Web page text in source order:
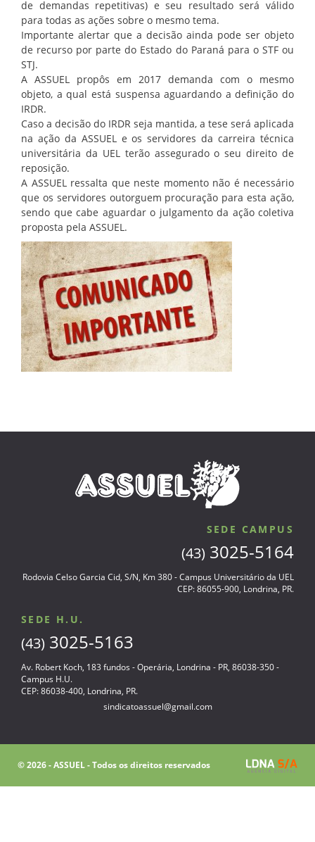
de demandas repetitivas) e seu resultado será válido
para todas as ações sobre o mesmo tema.
Importante alertar que a decisão ainda pode ser objeto
de recurso por parte do Estado do Paraná para o STF ou
STJ.
A ASSUEL propôs em 2017 demanda com o mesmo
objeto, a qual está suspensa aguardando a definição do
IRDR.
Caso a decisão do IRDR seja mantida, a tese será aplicada
na ação da ASSUEL e os servidores da carreira técnica
universitária da UEL terão assegurado o seu direito de
reposição.
A ASSUEL ressalta que neste momento não é necessário
que os servidores outorguem procuração para esta ação,
sendo que cabe aguardar o julgamento da ação coletiva
proposta pela ASSUEL.
SEDE CAMPUS
(43) 3025-5164
Rodovia Celso Garcia Cid, S/N, Km 380 - Campus Universitário da UEL
CEP: 86055-900, Londrina, PR.
SEDE H.U.
(43) 3025-5163
Av. Robert Koch, 183 fundos - Operária, Londrina - PR, 86038-350 -
Campus H.U.
CEP: 86038-400, Londrina, PR.
sindicatoassuel@gmail.com
© 2026 - ASSUEL - Todos os direitos reservados